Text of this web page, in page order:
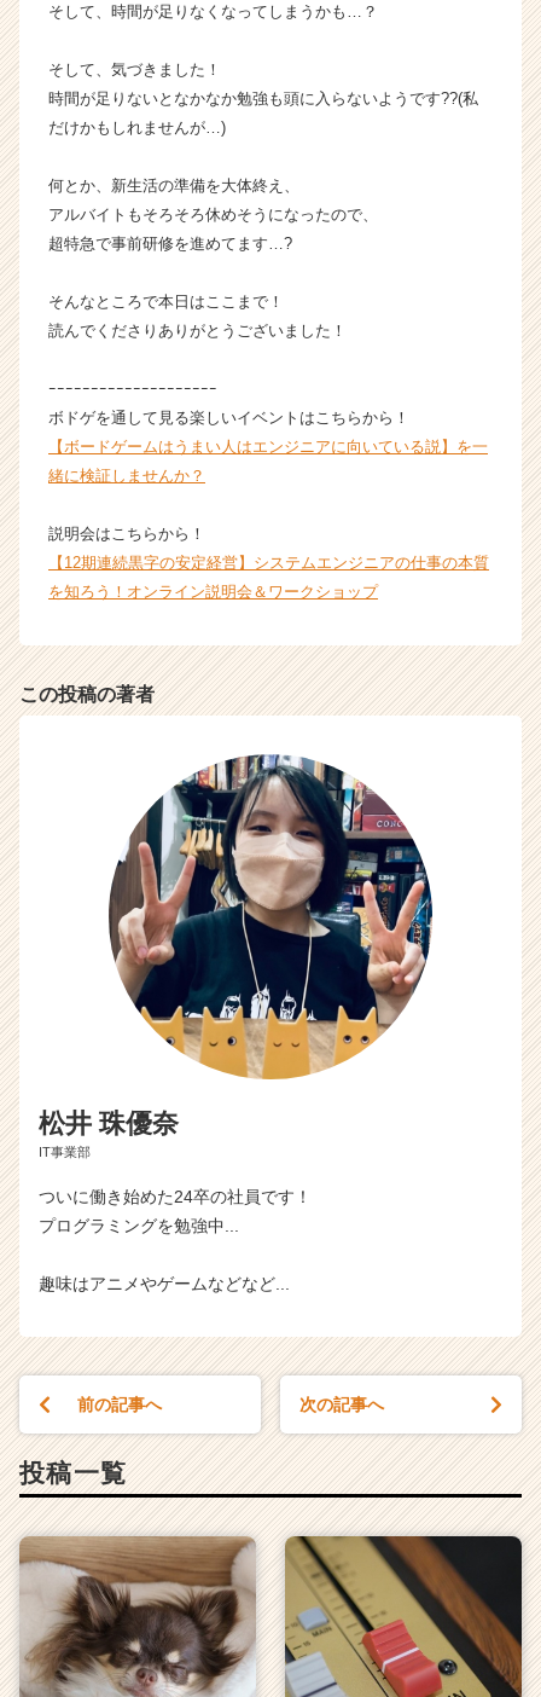
ト
ア
ャ
リ
（C
h
e
C
a
e
e
r）
そして、時間が足りなくなってしまうかも…？
そして、気づきました！
時間が足りないとなかなか勉強も頭に入らないようです??(私
だけかもしれませんが…)
何とか、新生活の準備を大体終え、
アルバイトもそろそろ休めそうになったので、
超特急で事前研修を進めてます…?
そんなところで本日はここまで！
読んでくださりありがとうございました！
ｰｰｰｰｰｰｰｰｰｰｰｰｰｰｰｰｰｰｰｰ
ボドゲを通して見る楽しいイベントはこちらから！
【ボードゲームはうまい人はエンジニアに向いている説】を一
緒に検証しませんか？
説明会はこちらから！
【12期連続黒字の安定経営】システムエンジニアの仕事の本質
を知ろう！オンライン説明会＆ワークショップ
この投稿の著者
松井 珠優奈
IT事業部
ついに働き始めた24卒の社員です！
プログラミングを勉強中...
趣味はアニメやゲームなどなど...
前の記事へ 次の記事へ
投稿一覧